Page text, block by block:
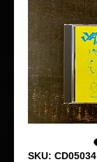
SKU: CD05034